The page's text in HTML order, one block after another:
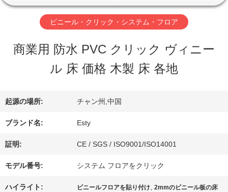
シ
わ
た
し
ビニール・クリック・システム・フロア
商業用 防水 PVC クリック ヴィニー
ル 床 価格 木製 床 各地
起源の場所: チャン州,中国
ブランド名: Esty
証明: CE / SGS / ISO9001/ISO14001
モデル番号: システム フロアをクリック
ハイライト: ビニールフロアを貼り付け,2mmのビニール板の床